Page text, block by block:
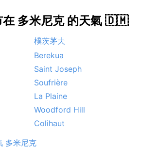
在 多米尼克 的天氣 🇩🇲
樸茨茅夫
Berekua
Saint Joseph
Soufrière
La Plaine
Woodford Hill
Colihaut
多米尼克